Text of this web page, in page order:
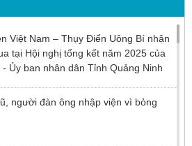
Việt Nam – Thụy Điển Uông Bí nhận
tại Hội nghị tổng kết năm 2025 của
Ủy ban nhân dân Tỉnh Quảng Ninh
người đàn ông nhập viện vì bỏng